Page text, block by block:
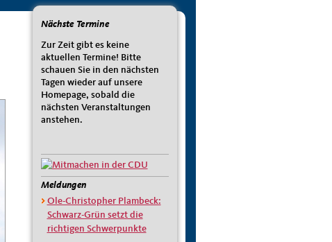
Nächste Termine
Zur Zeit gibt es keine
aktuellen Termine! Bitte
schauen Sie in den nächsten
Tagen wieder auf unsere
Homepage, sobald die
nächsten Veranstaltungen
anstehen.
Meldungen
Ole-Christopher Plambeck:
Schwarz-Grün setzt die
richtigen Schwerpunkte